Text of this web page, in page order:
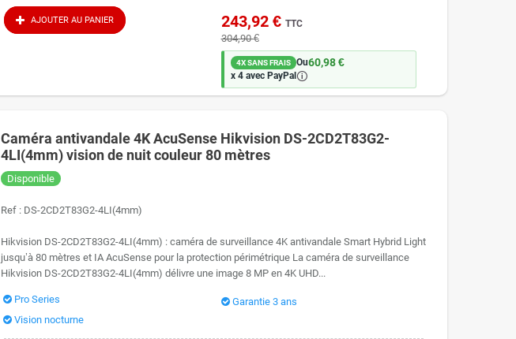
AJOUTER AU PANIER 243,92 € TTC
304,90 €
4X SANS FRAIS Ou60,98 €
x 4 avec PayPal🛈
Caméra antivandale 4K AcuSense Hikvision DS-2CD2T83G2-
4LI(4mm) vision de nuit couleur 80 mètres
Disponible
Ref : DS-2CD2T83G2-4LI(4mm)
Hikvision DS-2CD2T83G2-4LI(4mm) : caméra de surveillance 4K antivandale Smart Hybrid Light
jusqu’à 80 mètres et IA AcuSense pour la protection périmétrique La caméra de surveillance
Hikvision DS-2CD2T83G2-4LI(4mm) délivre une image 8 MP en 4K UHD...
Pro Series
Vision nocturne
Garantie 3 ans